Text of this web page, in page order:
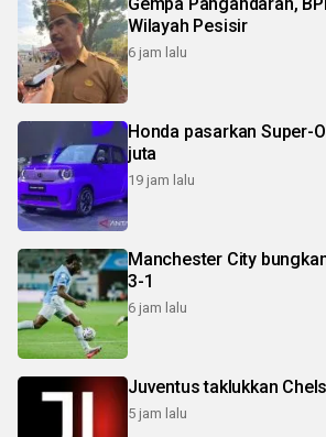
Wilayah Pesisir
6 jam lalu
Honda pasarkan Super-
juta
19 jam lalu
Manchester City
3-1
6 jam lalu
Juventus taklukkan
5 jam lalu